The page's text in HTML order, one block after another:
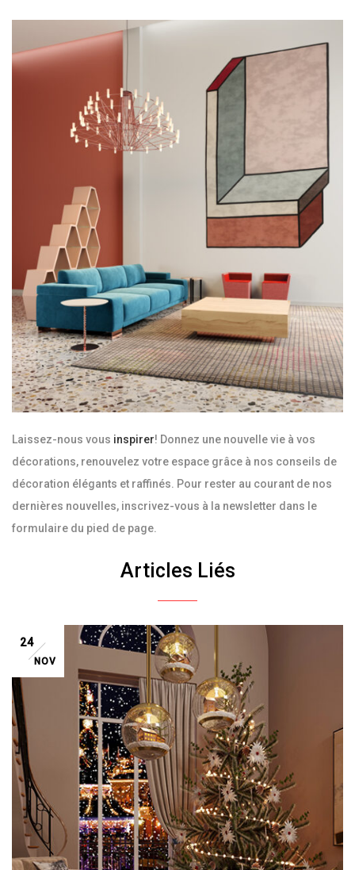
Laissez-nous vous inspirer! Donnez une nouvelle vie à vos
décorations, renouvelez votre espace grâce à nos conseils de
décoration élégants et raffinés. Pour rester au courant de nos
dernières nouvelles, inscrivez-vous à la newsletter dans le
formulaire du pied de page.
Articles Liés
24
NOV